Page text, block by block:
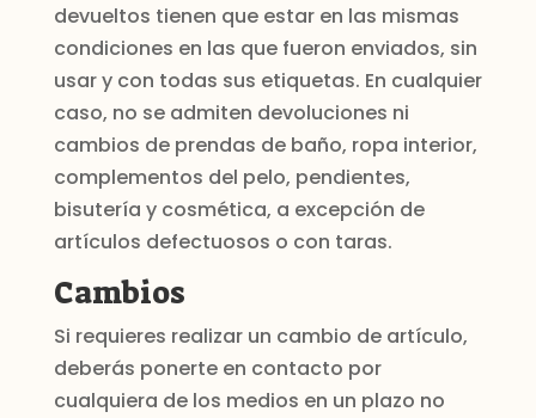
devueltos tienen que estar en las mismas
condiciones en las que fueron enviados, sin
usar y con todas sus etiquetas. En cualquier
caso, no se admiten devoluciones ni
cambios de prendas de baño, ropa interior,
complementos del pelo, pendientes,
bisutería y cosmética, a excepción de
artículos defectuosos o con taras.
Cambios
Si requieres realizar un cambio de artículo,
deberás ponerte en contacto por
cualquiera de los medios en un plazo no